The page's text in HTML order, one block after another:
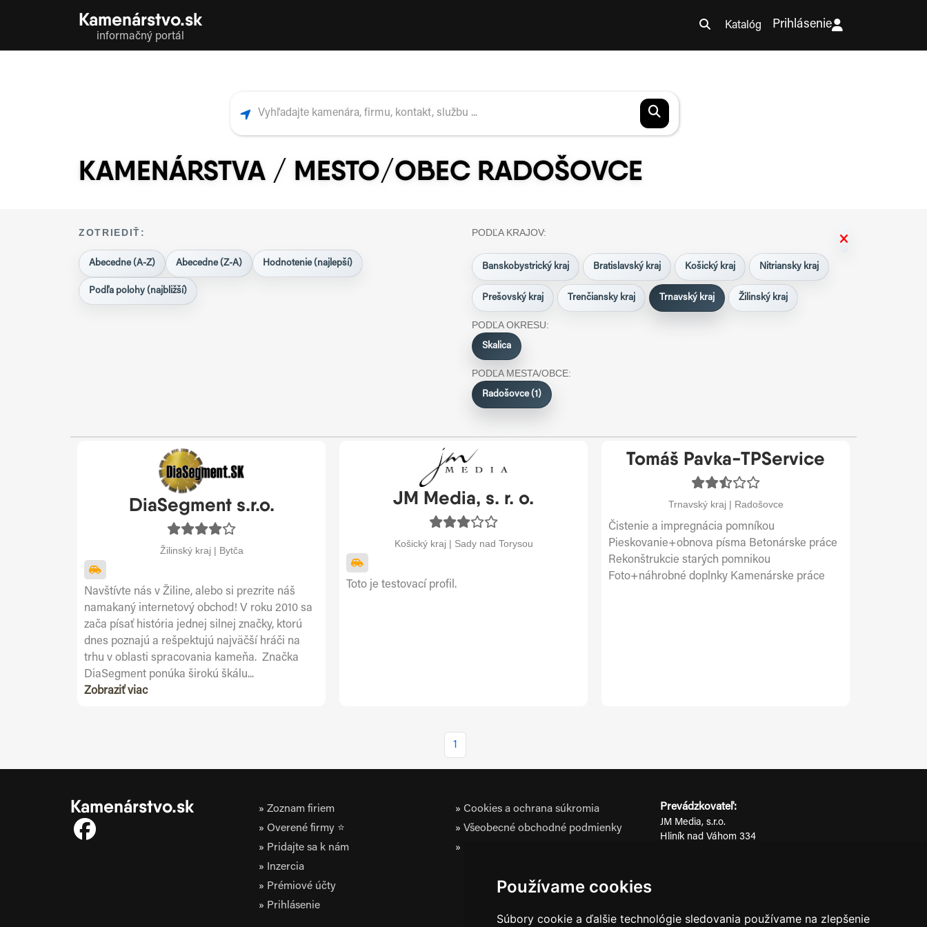
Používame cookies
Súbory cookie a ďalšie technológie sledovania používame na zlepšenie
Kamenárstvo.sk
informačný portál
Katalóg Prihlásenie
KAMENÁRSTVA / MESTO/OBEC RADOŠOVCE
ZOTRIEDIŤ:
Abecedne (A-Z) Abecedne (Z-A) Hodnotenie (najlepší)
Podľa polohy (najbližší)
PODĽA KRAJOV:
Banskobystrický kraj Bratislavský kraj Košický kraj Nitriansky kraj
Prešovský kraj Trenčiansky kraj Trnavský kraj Žilinský kraj
PODĽA OKRESU:
Skalica
PODĽA MESTA/OBCE:
Radošovce (1)
DiaSegment s.r.o.
Žilinský kraj | Bytča
Navštívte nás v Žiline, alebo si prezrite náš
namakaný internetový obchod! V roku 2010 sa
zača písať história jednej silnej značky, ktorú
dnes poznajú a rešpektujú najväčší hráči na
trhu v oblasti spracovania kameňa. Značka
DiaSegment ponúka širokú škálu...
Zobraziť viac
JM Media, s. r. o.
Košický kraj | Sady nad Torysou
Toto je testovací profil.
Tomáš Pavka-TPService
Trnavský kraj | Radošovce
Čistenie a impregnácia pomníkou
Pieskovanie+obnova písma Betonárske práce
Rekonštrukcie starých pomnikou
Foto+náhrobné doplnky Kamenárske práce
1
Kamenárstvo.sk
Zoznam firiem
Overené firmy ⭐
Pridajte sa k nám
Inzercia
Prémiové účty
Prihlásenie
Cookies a ochrana súkromia
Všeobecné obchodné podmienky
Prevádzkovateľ:
JM Media, s.r.o.
Hliník nad Váhom 334